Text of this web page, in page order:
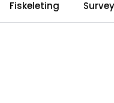
Fiskeleting Survey